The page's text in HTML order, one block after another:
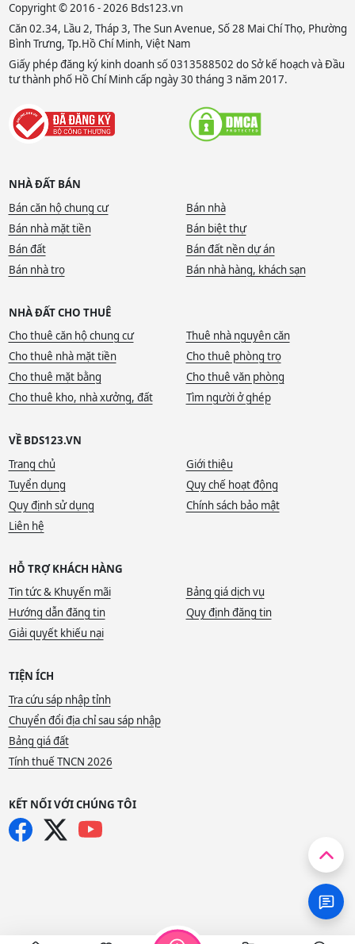
Copyright © 2016 - 2026 Bds123.vn
Căn 02.34, Lầu 2, Tháp 3, The Sun Avenue, Số 28 Mai Chí Thọ, Phường
Bình Trưng, Tp.Hồ Chí Minh, Việt Nam
Giấy phép đăng ký kinh doanh số 0313588502 do Sở kế hoạch và Đầu
tư thành phố Hồ Chí Minh cấp ngày 30 tháng 3 năm 2017.
NHÀ ĐẤT BÁN
Bán căn hộ chung cư
Bán nhà
Bán nhà mặt tiền
Bán biệt thự
Bán đất
Bán đất nền dự án
Bán nhà trọ
Bán nhà hàng, khách sạn
NHÀ ĐẤT CHO THUÊ
Cho thuê căn hộ chung cư
Thuê nhà nguyên căn
Cho thuê nhà mặt tiền
Cho thuê phòng trọ
Cho thuê mặt bằng
Cho thuê văn phòng
Cho thuê kho, nhà xưởng, đất
Tìm người ở ghép
VỀ BDS123.VN
Trang chủ
Giới thiệu
Tuyển dụng
Quy chế hoạt động
Quy định sử dụng
Chính sách bảo mật
Liên hệ
HỖ TRỢ KHÁCH HÀNG
Tin tức & Khuyến mãi
Bảng giá dịch vụ
Hướng dẫn đăng tin
Quy định đăng tin
Giải quyết khiếu nại
TIỆN ÍCH
Tra cứu sáp nhập tỉnh
Chuyển đổi địa chỉ sau sáp nhập
Bảng giá đất
Tính thuế TNCN 2026
KẾT NỐI VỚI CHÚNG TÔI